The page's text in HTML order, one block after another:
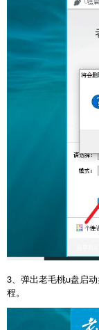
3、弹出老毛桃u盘启
程。